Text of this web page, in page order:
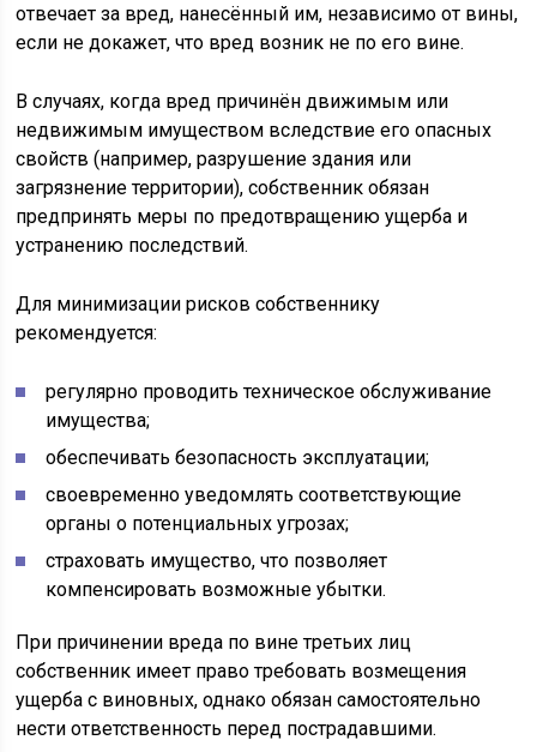
отвечает за вред, нанесённый им, независимо от вины,
если не докажет, что вред возник не по его вине.
В случаях, когда вред причинён движимым или
недвижимым имуществом вследствие его опасных
свойств (например, разрушение здания или
загрязнение территории), собственник обязан
предпринять меры по предотвращению ущерба и
устранению последствий.
Для минимизации рисков собственнику
рекомендуется:
регулярно проводить техническое обслуживание
имущества;
обеспечивать безопасность эксплуатации;
своевременно уведомлять соответствующие
органы о потенциальных угрозах;
страховать имущество, что позволяет
компенсировать возможные убытки.
При причинении вреда по вине третьих лиц
собственник имеет право требовать возмещения
ущерба с виновных, однако обязан самостоятельно
нести ответственность перед пострадавшими.